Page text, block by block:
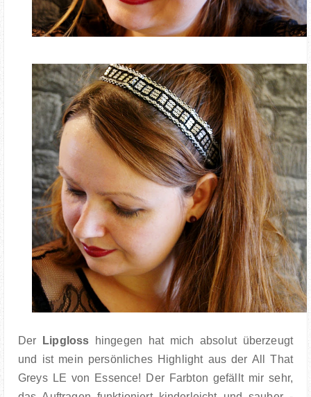
Der Lipgloss hingegen hat mich absolut überzeugt
und ist mein persönliches Highlight aus der All That
Greys LE von Essence! Der Farbton gefällt mir sehr,